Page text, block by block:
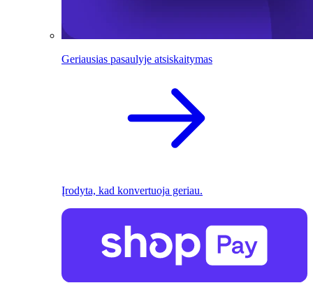
Geriausias pasaulyje atsiskaitymas
Įrodyta, kad konvertuoja geriau.